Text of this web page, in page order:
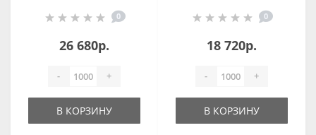
15051.85.S
0
26 680р.
- +
В КОРЗИНУ
Возможностями
Матовый 15060.S
0
18 720р.
- +
В КОРЗИНУ